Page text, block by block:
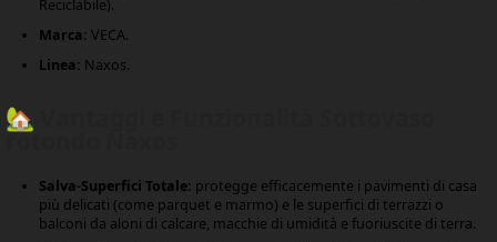
Reciclabile).
Marca: VECA.
Linea: Naxos.
🏡 Vantaggi e Funzionalità Sottovaso
rotondo Naxos
Salva-Superfici Totale: protegge efficacemente i pavimenti di casa
più delicati (come parquet e marmo) e le superfici di terrazzi o
balconi da aloni di calcare, macchie di umidità e fuoriuscite di terra.